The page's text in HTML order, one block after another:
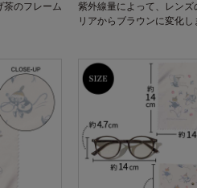
茶のフレーム
紫外線量によって、レンズ
リアからブラウンに変化し